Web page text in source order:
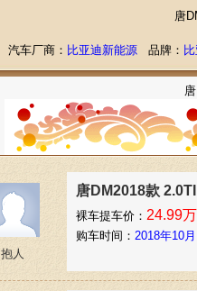
唐
汽车厂商： 比亚迪新能源品牌：
抱人
唐DM2018款
裸车提车价： 24.99万
购车时间： 2018年10月